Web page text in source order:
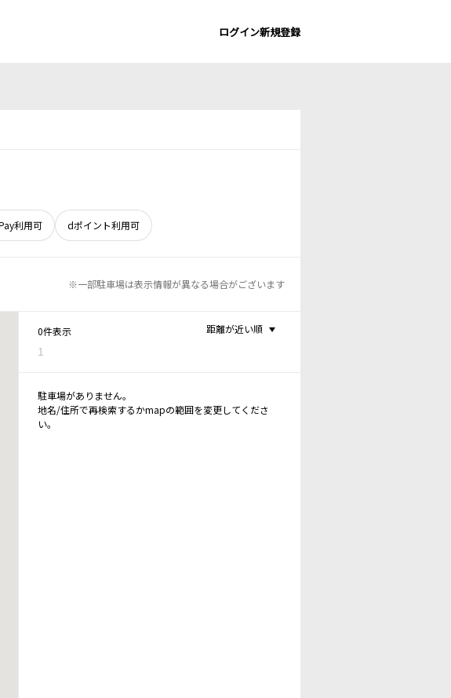
ログイン新規登録
利用可 dポイント利用可
※一部駐車場は表示情報が異なる場合がございます
0件表示
1
距離が近い順
駐車場がありません。
地名/住所で再検索するかmapの範囲を変更してくださ
い。